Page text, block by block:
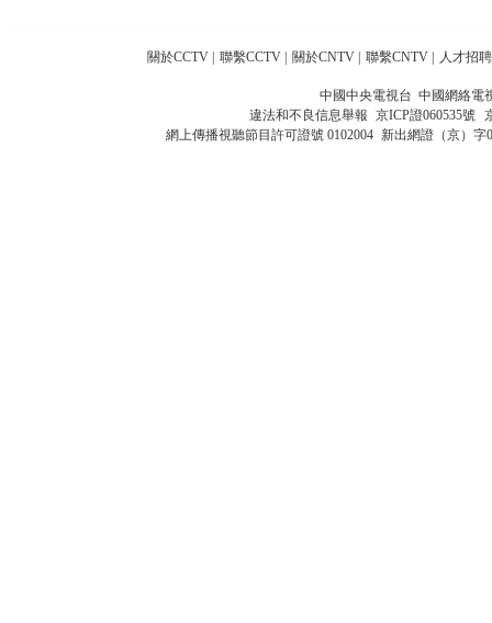
關於CCTV 聯繫CCTV 關於CNTV 聯繫CNTV 人才招聘
中國中央電視台 中國網絡電
違法和不良信息舉報 京ICP證060535號
網上傳播視聽節目許可證號 0102004 新出網證（京）